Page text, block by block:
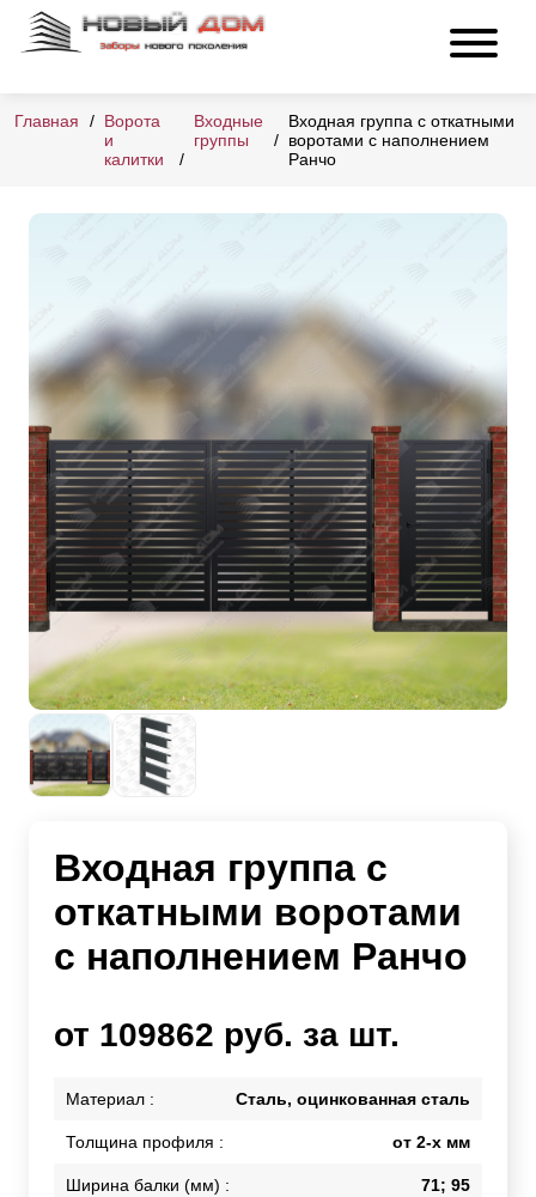
Главная
Ворота
и
калитки
Входные
группы
Входная группа с откатными
воротами с наполнением
Ранчо
Входная группа с
откатными воротами
с наполнением Ранчо
от 109862 руб. за шт.
Материал : Сталь, оцинкованная сталь
Толщина профиля : от 2-х мм
Ширина балки (мм) : 71; 95